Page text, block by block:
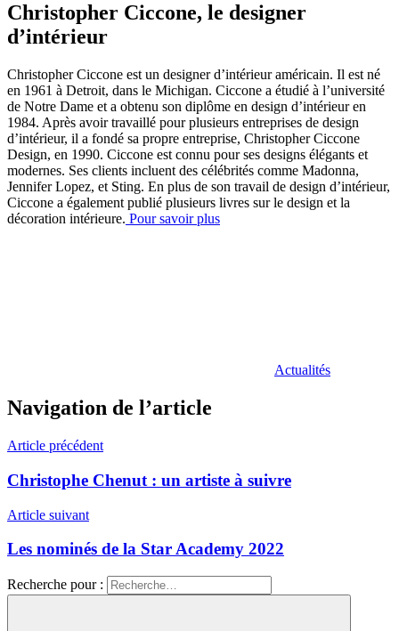
Christopher Ciccone, le designer
d’intérieur
Christopher Ciccone est un designer d’intérieur américain. Il est né
en 1961 à Detroit, dans le Michigan. Ciccone a étudié à l’université
de Notre Dame et a obtenu son diplôme en design d’intérieur en
1984. Après avoir travaillé pour plusieurs entreprises de design
d’intérieur, il a fondé sa propre entreprise, Christopher Ciccone
Design, en 1990. Ciccone est connu pour ses designs élégants et
modernes. Ses clients incluent des célébrités comme Madonna,
Jennifer Lopez, et Sting. En plus de son travail de design d’intérieur,
Ciccone a également publié plusieurs livres sur le design et la
décoration intérieure. Pour savoir plus
Actualités
Navigation de l’article
Article précédent
Christophe Chenut : un artiste à suivre
Article suivant
Les nominés de la Star Academy 2022
Recherche pour :